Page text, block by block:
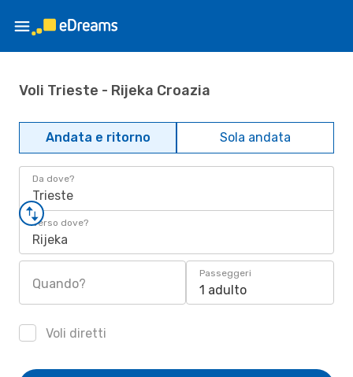
Voli Trieste - Rijeka Croazia
Andata e ritorno Sola andata
Da dove?
Trieste
Verso dove?
Rijeka
Quando?
Passeggeri
1 adulto
Voli diretti